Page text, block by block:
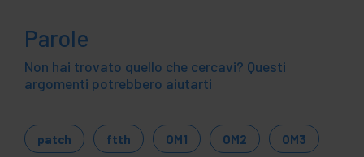
Parole
Non hai trovato quello che cercavi? Questi
argomenti potrebbero aiutarti
patch ftth OM1 OM2 OM3